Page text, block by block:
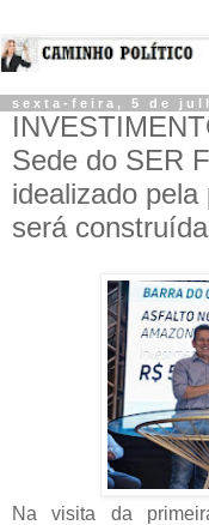
sexta-feira, 5 de
Sede do SER
idealizado pela
será
Na visita da